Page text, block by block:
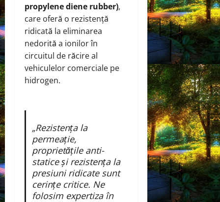
propylene diene rubber),
care oferă o rezistență
ridicată la eliminarea
nedorită a ionilor în
circuitul de răcire al
vehiculelor comerciale pe
hidrogen.
„Rezistența la
permeație,
proprietățile anti-
statice și rezistența la
presiuni ridicate sunt
cerințe critice. Ne
folosim expertiza în